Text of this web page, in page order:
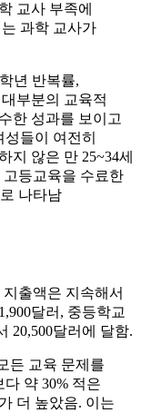
교사 부족에
과학 교사가
년 반복률,
부분의 교육적
한 성과를 보이고
들이 여전히
지 않은 만 25~34세
고등교육을 수료한
나타남
출액은 지속해서
달러, 중등학교
20,500달러에 달함.
든 교육 문제를
약 30% 적은
더 높았음. 이는